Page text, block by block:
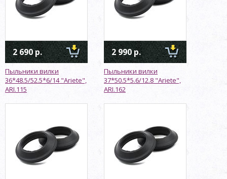
2 690 р.
Пыльники вилки
36*48.5/52.5*6/14 "Ariete",
ARI.115
2 990 р.
Пыльники вилки
37*50.5*5.6/12.8 "Ariete",
ARI.162